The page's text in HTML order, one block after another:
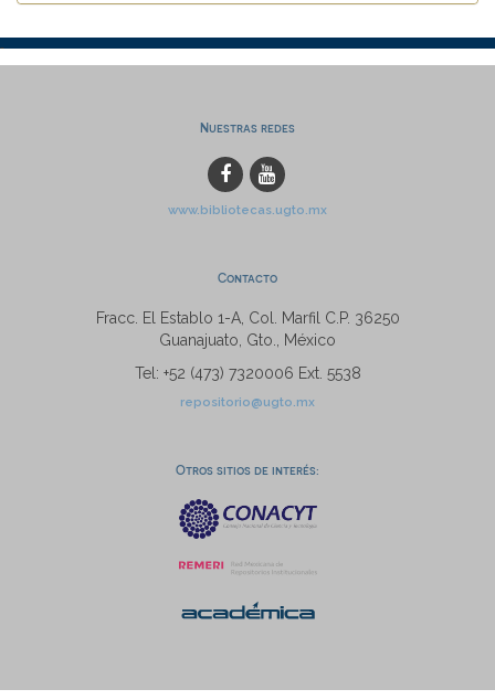
Nuestras redes
www.bibliotecas.ugto.mx
Contacto
Fracc. El Establo 1-A, Col. Marfil C.P. 36250
Guanajuato, Gto., México
Tel: +52 (473) 7320006 Ext. 5538
repositorio@ugto.mx
Otros sitios de interés: